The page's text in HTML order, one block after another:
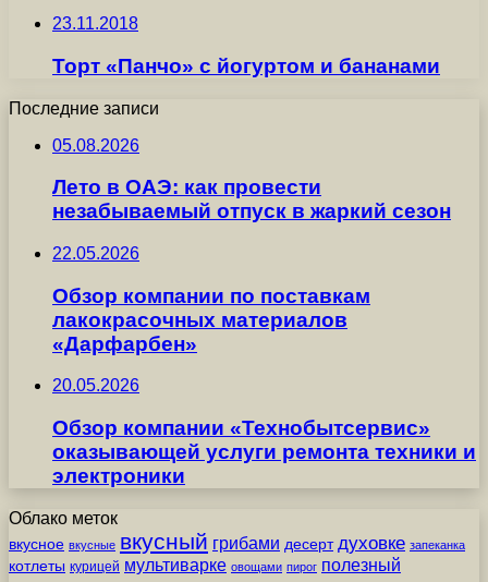
23.11.2018
Торт «Панчо» с йогуртом и бананами
Последние записи
05.08.2026
Лето в ОАЭ: как провести
незабываемый отпуск в жаркий сезон
22.05.2026
Обзор компании по поставкам
лакокрасочных материалов
«Дарфарбен»
20.05.2026
Обзор компании «Технобытсервис»
оказывающей услуги ремонта техники и
электроники
Облако меток
вкусное вкусные вкусный грибами десерт духовке запеканка
котлеты курицей мультиварке овощами пирог полезный